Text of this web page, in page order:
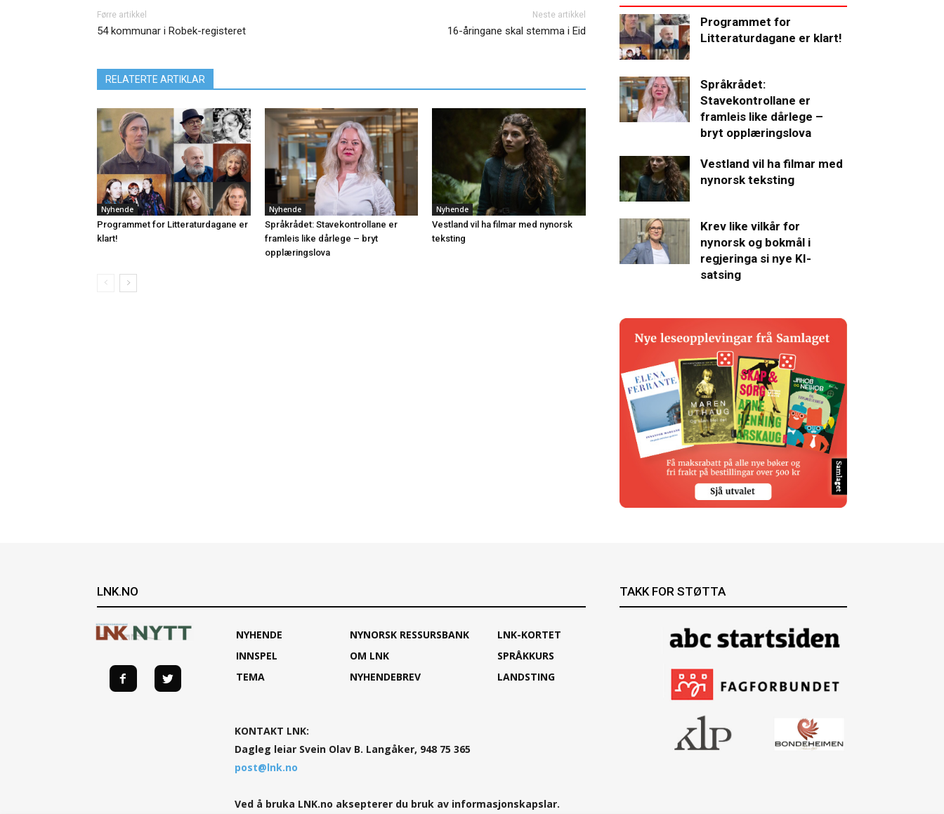
Førre artikkel
54 kommunar i Robek-registeret
Neste artikkel
16-åringane skal stemma i Eid
RELATERTE ARTIKLAR
Nyhende
Programmet for Litteraturdagane er
klart!
Nyhende
Språkrådet: Stavekontrollane er
framleis like dårlege – bryt
opplæringslova
Nyhende
Vestland vil ha filmar med nynorsk
teksting
Programmet for
Litteraturdagane er klart!
Språkrådet:
Stavekontrollane er
framleis like dårlege –
bryt opplæringslova
Vestland vil ha filmar med
nynorsk teksting
Krev like vilkår for
nynorsk og bokmål i
regjeringa si nye KI-
satsing
LNK.NO
NYHENDE
INNSPEL
TEMA
NYNORSK RESSURSBANK
OM LNK
NYHENDEBREV
LNK-KORTET
SPRÅKKURS
LANDSTING
KONTAKT LNK:
Dagleg leiar Svein Olav B. Langåker, 948 75 365
post@lnk.no
Ved å bruka LNK.no aksepterer du bruk av informasjonskapslar.
TAKK FOR STØTTA